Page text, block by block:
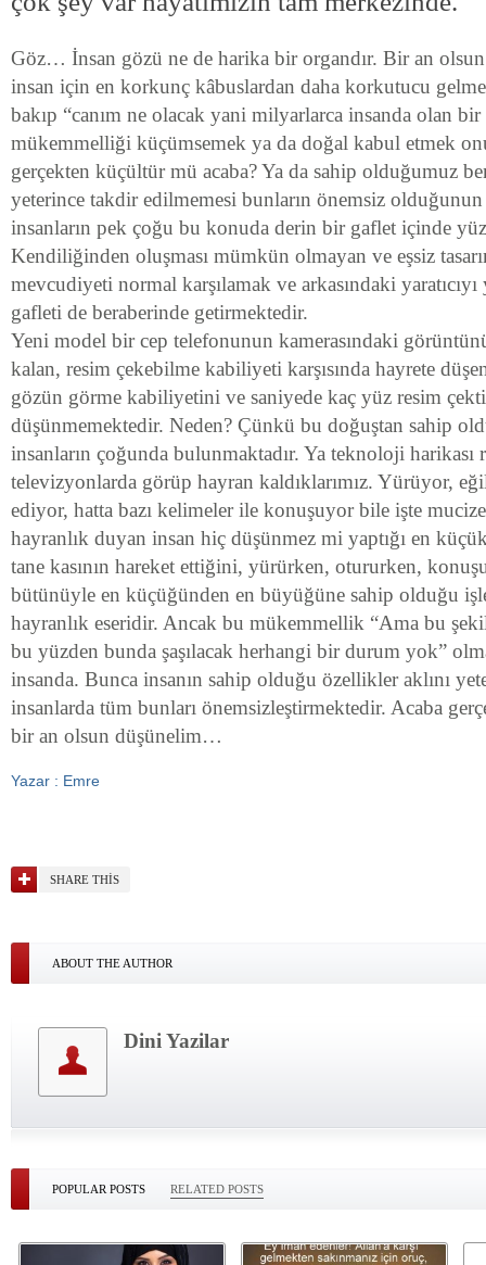
Göz… İnsan gözü ne de harika bir organdır. Bir an
insan için en korkunç kâbuslardan daha korkutucu
bakıp “canım ne olacak yani milyarlarca insanda olan
mükemmelliği küçümsemek ya da doğal kabul etmek
gerçekten küçültür mü acaba? Ya da sahip olduğumuz
yeterince takdir edilmemesi bunların önemsiz
insanların pek çoğu bu konuda derin bir gaflet içinde
Kendiliğinden oluşması mümkün olmayan ve eşsiz
mevcudiyeti normal karşılamak ve arkasındaki
gafleti de beraberinde getirmektedir.
Yeni model bir cep telefonunun kamerasındaki
kalan, resim çekebilme kabiliyeti karşısında hayrete
gözün görme kabiliyetini ve saniyede kaç yüz resim
düşünmemektedir. Neden? Çünkü bu doğuştan sahip
insanların çoğunda bulunmaktadır. Ya teknoloji
televizyonlarda görüp hayran kaldıklarımız. Yürüyor,
ediyor, hatta bazı kelimeler ile konuşuyor bile işte
hayranlık duyan insan hiç düşünmez mi yaptığı en
tane kasının hareket ettiğini, yürürken, otururken,
bütünüyle en küçüğünden en büyüğüne sahip olduğu
hayranlık eseridir. Ancak bu mükemmellik “Ama bu
bu yüzden bunda şaşılacak herhangi bir durum yok”
insanda. Bunca insanın sahip olduğu özellikler aklını
insanlarda tüm bunları önemsizleştirmektedir. Acaba
bir an olsun düşünelim…
Yazar : Emre
SHARE THIS
ABOUT THE AUTHOR
Dini Yazilar
POPULAR POSTS RELATED POSTS